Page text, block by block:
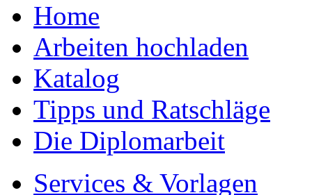
Home
Arbeiten hochladen
Katalog
Tipps und Ratschläge
Die Diplomarbeit
Services & Vorlagen